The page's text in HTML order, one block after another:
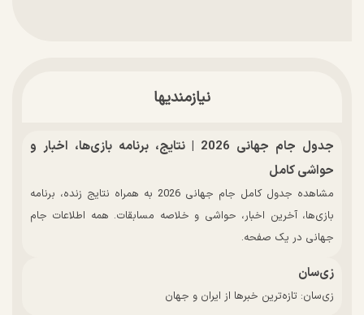
نیازمندیها
جدول جام جهانی 2026 | نتایج، برنامه بازی‌ها، اخبار و
حواشی کامل
مشاهده جدول کامل جام جهانی 2026 به همراه نتایج زنده، برنامه
بازی‌ها، آخرین اخبار، حواشی و خلاصه مسابقات. همه اطلاعات جام
جهانی در یک صفحه.
زی‌سان
زی‌سان: تازه‌ترین خبرها از ایران و جهان